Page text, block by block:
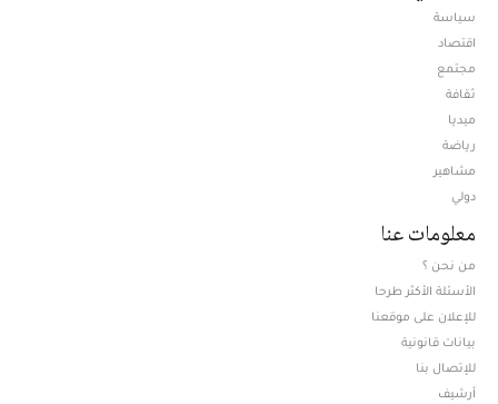
سياسة
اقتصاد
مجتمع
ثقافة
ميديا
رياضة
مشاهير
دولي
معلومات عنا
من نحن ؟
الأسئلة الأكثر طرحا
للإعلان على موقعنا
بيانات قانونية
للإتصال بنا
أرشيف